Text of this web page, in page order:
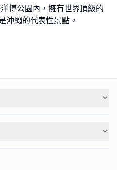
博公園內，擁有世界頂級的
沖繩的代表性景點。